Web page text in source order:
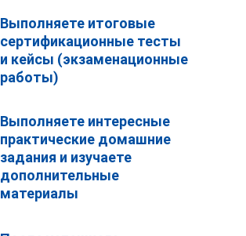
Выполняете интересные
практические домашние
задания и изучаете
дополнительные
материалы
Выполняете итоговые
сертификационные тесты
и кейсы (экзаменационные
работы)